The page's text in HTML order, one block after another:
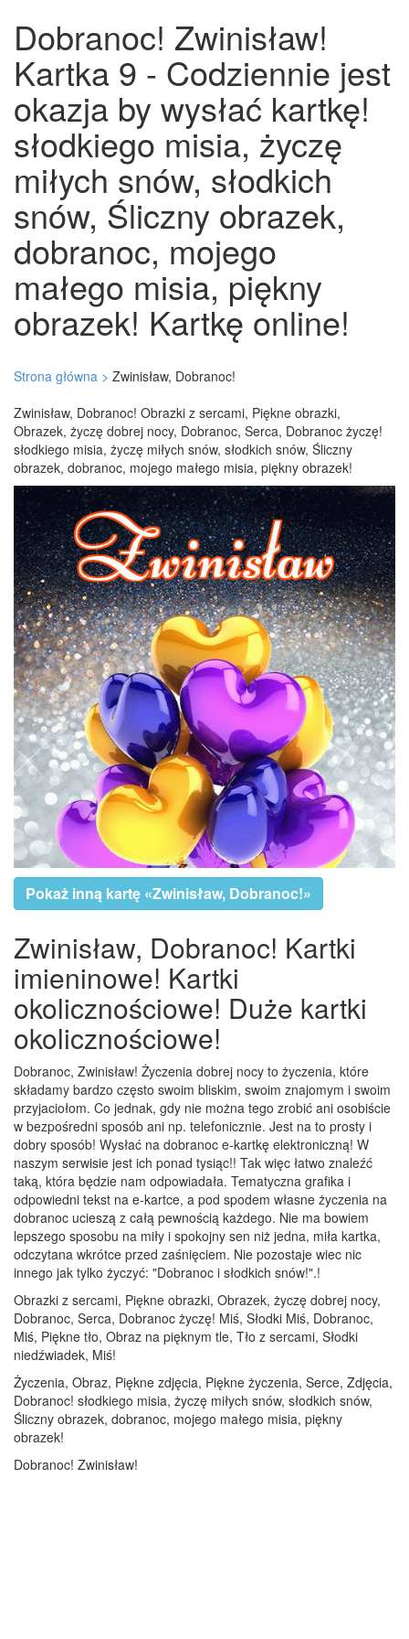
Dobranoc! Zwinisław!
Kartka 9 - Codziennie jest
okazja by wysłać kartkę!
słodkiego misia, życzę
miłych snów, słodkich
snów, Śliczny obrazek,
dobranoc, mojego
małego misia, piękny
obrazek! Kartkę online!
Strona główna > Zwinisław, Dobranoc!
Zwinisław, Dobranoc! Obrazki z sercami, Piękne obrazki,
Obrazek, życzę dobrej nocy, Dobranoc, Serca, Dobranoc życzę!
słodkiego misia, życzę miłych snów, słodkich snów, Śliczny
obrazek, dobranoc, mojego małego misia, piękny obrazek!
Pokaż inną kartę «Zwinisław, Dobranoc!»
Zwinisław, Dobranoc! Kartki
imieninowe! Kartki
okolicznościowe! Duże kartki
okolicznościowe!
Dobranoc, Zwinisław! Życzenia dobrej nocy to życzenia, które
składamy bardzo często swoim bliskim, swoim znajomym i swoim
przyjaciołom. Co jednak, gdy nie można tego zrobić ani osobiście
w bezpośredni sposób ani np. telefonicznie. Jest na to prosty i
dobry sposób! Wysłać na dobranoc e-kartkę elektroniczną! W
naszym serwisie jest ich ponad tysiąc!! Tak więc łatwo znaleźć
taką, która będzie nam odpowiadała. Tematyczna grafika i
odpowiedni tekst na e-kartce, a pod spodem własne życzenia na
dobranoc ucieszą z całą pewnością każdego. Nie ma bowiem
lepszego sposobu na miły i spokojny sen niż jedna, miła kartka,
odczytana wkrótce przed zaśnięciem. Nie pozostaje wiec nic
innego jak tylko życzyć: "Dobranoc i słodkich snów!".!
Obrazki z sercami, Piękne obrazki, Obrazek, życzę dobrej nocy,
Dobranoc, Serca, Dobranoc życzę! Miś, Słodki Miś, Dobranoc,
Miś, Piękne tło, Obraz na pięknym tle, Tło z sercami, Słodki
niedźwiadek, Miś!
Życzenia, Obraz, Piękne zdjęcia, Piękne życzenia, Serce, Zdjęcia,
Dobranoc! słodkiego misia, życzę miłych snów, słodkich snów,
Śliczny obrazek, dobranoc, mojego małego misia, piękny
obrazek!
Dobranoc! Zwinisław!